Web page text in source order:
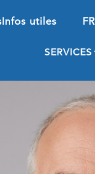
Infos utiles FR
SERVICES